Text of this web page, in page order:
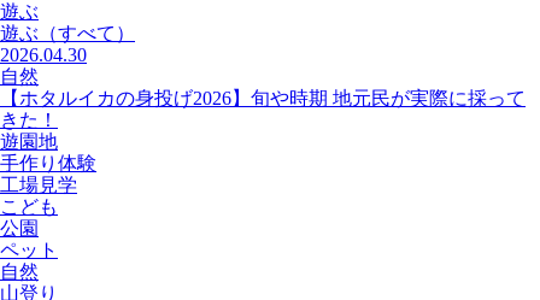
遊ぶ
遊ぶ （すべて）
2026.04.30
自然
【ホタルイカの身投げ2026】旬や時期 地元民が実際に採って
きた！
遊園地
手作り体験
工場見学
こども
公園
ペット
自然
山登り